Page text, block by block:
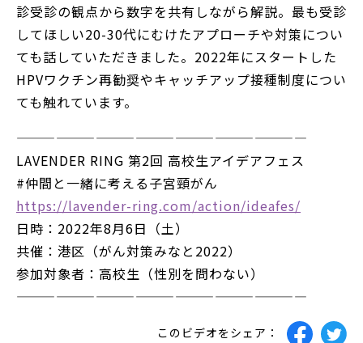
診受診の観点から数字を共有しながら解説。最も受診
してほしい20-30代にむけたアプローチや対策につい
ても話していただきました。2022年にスタートした
HPVワクチン再勧奨やキャッチアップ接種制度につい
ても触れています。
——————————————————————
LAVENDER RING 第2回 高校生アイデアフェス
#仲間と一緒に考える子宮頸がん
https://lavender-ring.com/action/ideafes/
日時：2022年8月6日（土）
共催：港区（がん対策みなと2022）
参加対象者：高校生（性別を問わない）
——————————————————————
このビデオをシェア：